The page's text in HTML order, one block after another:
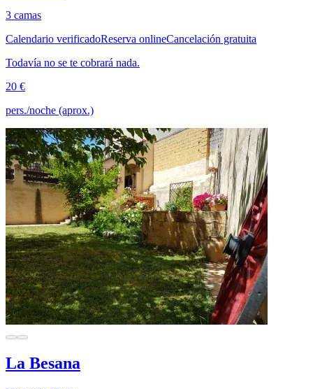
3 camas
Calendario verificadoReserva onlineCancelación gratuita
Todavía no se te cobrará nada.
20 €
pers./noche (aprox.)
La Besana